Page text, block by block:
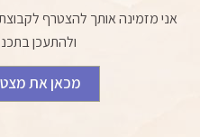
אני מזמינה אותך להצטרף לקבוצת
ולהתעכן
מכאן את